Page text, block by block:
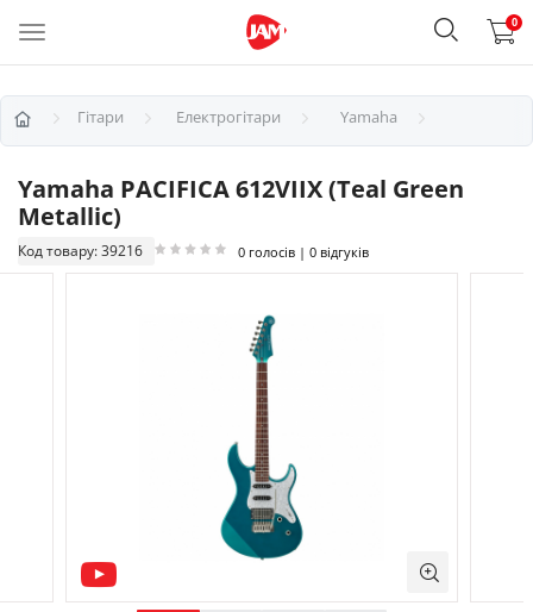
0
Гітари Електрогітари Yamaha
Yamaha PACIFICA 612VIIX (Teal Green
Metallic)
Код товару: 39216 0 голосів | 0 відгуків